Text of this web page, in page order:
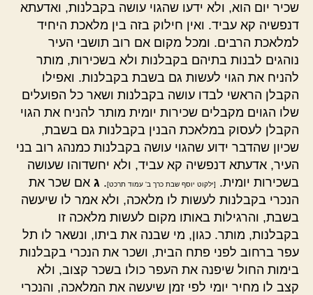
שכיר יום הוא, ולא ידעו שהגוי עושה בקבלנות, ואדעתא
דנפשיה קא עביד. ואין חילוק בזה בין מלאכת היחיד
למלאכת הרבים. ומכל מקום אם רוב תושבי העיר
נוהגים לבנות בתיהם בקבלנות ולא בשכירות, מותר
להניח את הגוי לעשות גם בשבת בקבלנות. ואפילו
הקבלן הראשי לבדו עושה בקבלנות ושאר כל הפועלים
שלו הגוים מקבלים שכירות יומית מותר להניח את הגוי
הקבלן לעסוק במלאכת הבנין בקבלנות גם בשבת,
שכיון שהדבר ידוע שהגוי עושה בקבלנות כמנהג רוב בני
העיר, אדעתא דנפשיה קא עביד, ולא יחשדוהו שעושה
בשכירות יומית.
[ילקוט יוסף שבת כרך ב' עמוד תרכט]. ג אם שכר את
הנכרי בקבלנות לעשות לו מלאכה, ולא אמר לו שיעשה
בשבת, והרגילות באותו מקום לעשות מלאכה זו
בקבלנות, מותר. כגון, מי שבנה את ביתו, ונשאר לו תל
עפר ברחוב לפני פתח הבית, ושכר את הנכרי בקבלנות
בימות החול שיפנה את העפר כולו בשכר קצוב, ולא
קצב לו מחיר יומי לפי זמן שיעשה את המלאכה, והנכרי